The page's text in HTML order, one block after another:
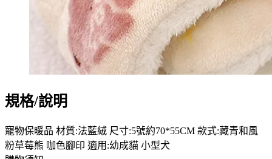
規格/說明
寵物保暖品 材質:法藍絨 尺寸:5號約70*55CM 款式:藏青和風
粉草莓熊 咖色腳印 適用:幼成貓 小型犬